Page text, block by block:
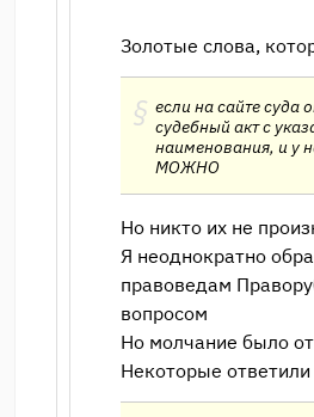
Золотые слова,
если на сайте суда
судебный акт с
наименования, и у
МОЖНО
Но никто их не
Я неоднократно
правоведам
вопросом
Но молчание было
Некоторые ответили